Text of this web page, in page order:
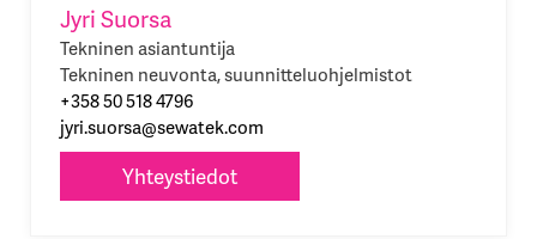
Jyri Suorsa
Tekninen asiantuntija
Tekninen neuvonta, suunnitteluohjelmistot
+358 50 518 4796
jyri.suorsa@sewatek.com
Yhteystiedot